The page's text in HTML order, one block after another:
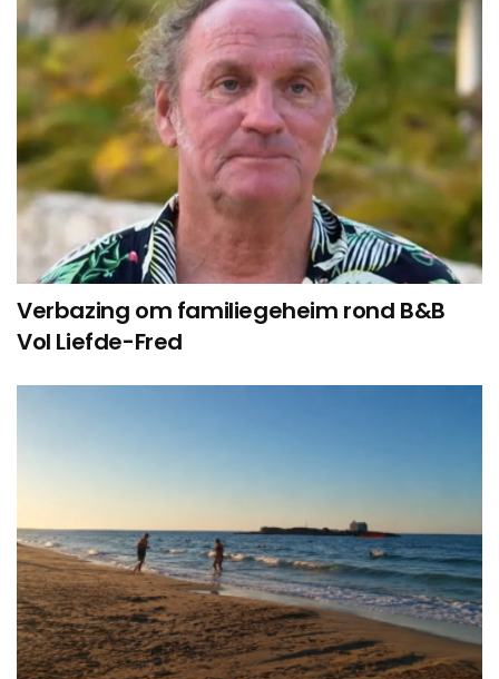
Verbazing om familiegeheim rond B&B
Vol Liefde-Fred